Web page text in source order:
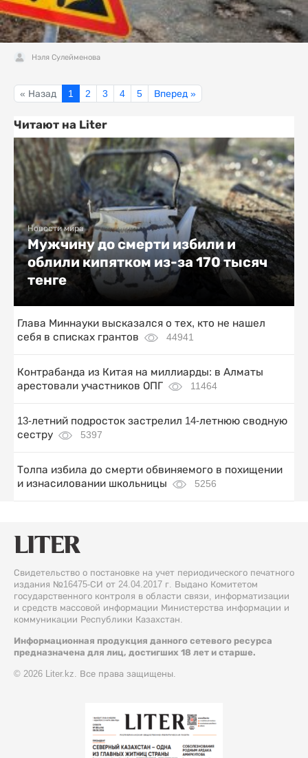
Нэля Сулейменова
« Назад 1 2 3 4 5 Вперед »
Читают на Liter
Новости мира
Мужчину до смерти избили и
облили кипятком из-за 170 тысяч
тенге
Глава Миннауки высказался о тех, кто не нашел
себя в списках грантов
44941
Контрабанда из Китая на миллиарды: в Алматы
арестовали участников ОПГ
11464
13-летний подросток застрелил 14-летнюю сводную
сестру
5397
Толпа избила до смерти обвиняемого в похищении
и изнасиловании школьницы
5256
Свидетельство о постановке на учет периодического печатного
издания №16475-СИ от 24.04.2017 г. Выдано Комитетом
государственного контроля в области связи, информатизации
и средств массовой информации Министерства информации и
коммуникации Республики Казахстан.
Информационная продукция данного сетевого ресурса
предназначена для лиц, достигших 18 лет и старше.
© 2026 Liter.kz. Все права защищены.